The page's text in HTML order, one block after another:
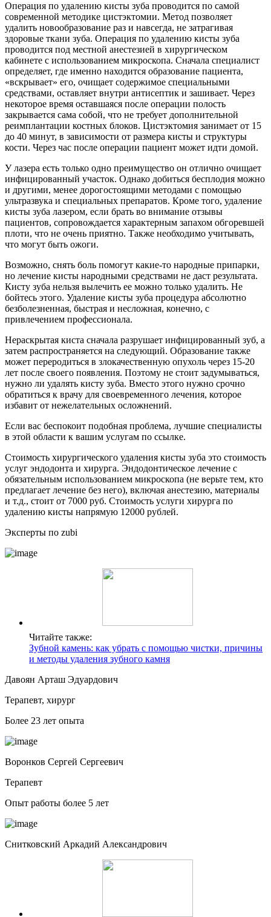
Операция по удалению кисты зуба проводится по самой
современной методике цистэктомии. Метод позволяет
удалить новообразование раз и навсегда, не затрагивая
здоровые ткани зуба. Операция по удалению кисты зуба
проводится под местной анестезией в хирургическом
кабинете с использованием микроскопа. Сначала специалист
определяет, где именно находится образование пациента,
«вскрывает» его, очищает содержимое специальными
средствами, оставляет внутри антисептик и зашивает. Через
некоторое время оставшаяся после операции полость
закрывается сама собой, что не требует дополнительной
реимплантации костных блоков. Цистэктомия занимает от 15
до 40 минут, в зависимости от размера кисты и структуры
кости. Через час после операции пациент может идти домой.
У лазера есть только одно преимущество он отлично очищает
инфицированный участок. Однако добиться бесплодия можно
и другими, менее дорогостоящими методами с помощью
ультразвука и специальных препаратов. Кроме того, удаление
кисты зуба лазером, если брать во внимание отзывы
пациентов, сопровождается характерным запахом обгоревшей
плоти, что не очень приятно. Также необходимо учитывать,
что могут быть ожоги.
Возможно, снять боль помогут какие-то народные припарки,
но лечение кисты народными средствами не даст результата.
Кисту зуба нельзя вылечить ее можно только удалить. Не
бойтесь этого. Удаление кисты зуба процедура абсолютно
безболезненная, быстрая и несложная, конечно, с
привлечением профессионала.
Нераскрытая киста сначала разрушает инфицированный зуб, а
затем распространяется на следующий. Образование также
может переродиться в злокачественную опухоль через 15-20
лет после своего появления. Поэтому не стоит задумываться,
нужно ли удалять кисту зуба. Вместо этого нужно срочно
обратиться к врачу для своевременного лечения, которое
избавит от нежелательных осложнений.
Если вас беспокоит подобная проблема, лучшие специалисты
в этой области к вашим услугам по ссылке.
Стоимость хирургического удаления кисты зуба это стоимость
услуг эндодонта и хирурга. Эндодонтическое лечение с
обязательным использованием микроскопа (не верьте тем, кто
предлагает лечение без него), включая анестезию, материалы
и т.д., стоит от 7000 руб. Стоимость услуги хирурга по
удалению кисты напрямую 12000 рублей.
Эксперты по zubi
Читайте также:
Зубной камень: как убрать с помощью чистки, причины
и методы удаления зубного камня
Давоян Арташ Эдуардович
Терапевт, хирург
Более 23 лет опыта
Воронков Сергей Сергеевич
Терапевт
Опыт работы более 5 лет
Снитковский Аркадий Александрович